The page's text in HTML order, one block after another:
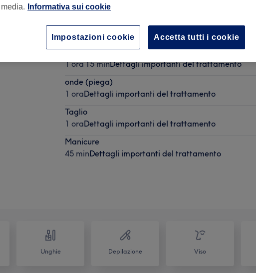
30 minDettagli importanti del trattamento
Colore
1 ora 15 minDettagli importanti del trattamento
onde (piega)
1 oraDettagli importanti del trattamento
Taglio
1 oraDettagli importanti del trattamento
Manicure
45 minDettagli importanti del trattamento
Unghie Depilazione Viso
media.
Informativa sui cookie
Accetta tutti i cookie
Impostazioni cookie